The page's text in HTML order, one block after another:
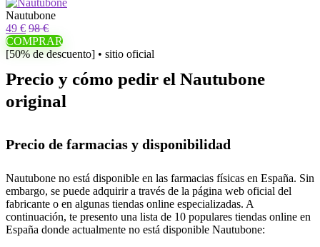
Nautubone
49 € 98 €
COMPRAR
[50% de descuento] • sitio oficial
Precio y cómo pedir el Nautubone
original
Precio de farmacias y disponibilidad
Nautubone no está disponible en las farmacias físicas en España. Sin
embargo, se puede adquirir a través de la página web oficial del
fabricante o en algunas tiendas online especializadas. A
continuación, te presento una lista de 10 populares tiendas online en
España donde actualmente no está disponible Nautubone: